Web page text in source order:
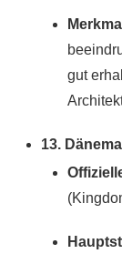
gut
13.